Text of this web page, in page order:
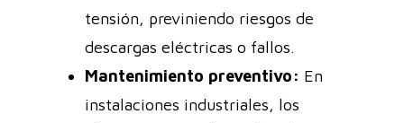
tensión, previniendo riesgos de
descargas eléctricas o fallos.
Mantenimiento preventivo: En
instalaciones industriales, los